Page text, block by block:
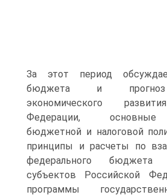
За этот период
бюджета и прогноз
экономического
Федера­ции, основные
бюджетной и налоговой
принципы и расчеты по
федерального
субъектов Российской
программы